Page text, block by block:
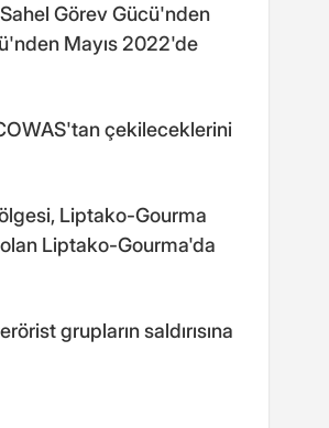
Görev Gücü'nden
Mayıs 2022'de
çekileceklerini
Liptako-Gourma
Liptako-Gourma'da
grupların saldırısına